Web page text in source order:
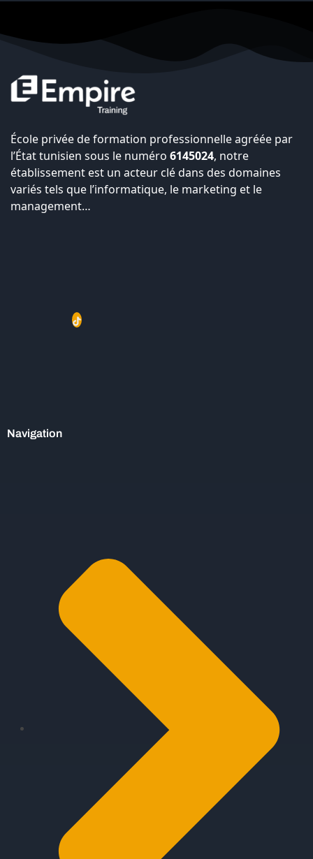
École privée de formation professionnelle agréée par
l’État tunisien sous le numéro 6145024, notre
établissement est un acteur clé dans des domaines
variés tels que l’informatique, le marketing et le
management…
Navigation